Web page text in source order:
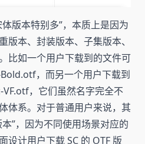
版本特别多”，本质上是因为
版本、封装版本、子集版本、
比如一个用户下载到的文件可
，而另一个用户下载到
，它们虽然名字完全不
体系。对于普通用户来说，其
”，因为不同使用场景对应的
设计用户下载 SC 的 OTF 版